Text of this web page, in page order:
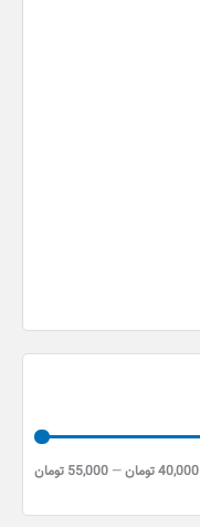
اا
40,000 تومان — 55,000 تومان